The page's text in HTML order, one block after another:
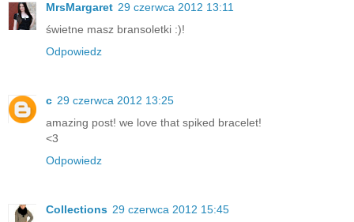
MrsMargaret 29 czerwca 2012 13:11
świetne masz bransoletki :)!
Odpowiedz
c 29 czerwca 2012 13:25
amazing post! we love that spiked bracelet!
<3
Odpowiedz
Collections 29 czerwca 2012 15:45